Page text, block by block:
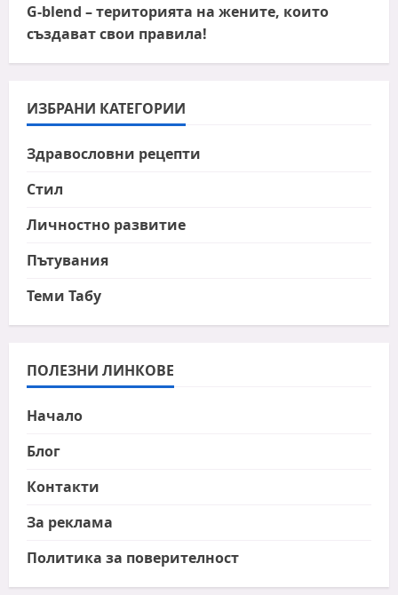
G-blend – територията на жените, които
създават свои правила!
ИЗБРАНИ КАТЕГОРИИ
Здравословни рецепти
Стил
Личностно развитие
Пътувания
Теми Табу
ПОЛЕЗНИ ЛИНКОВЕ
Начало
Блог
Контакти
За реклама
Политика за поверителност